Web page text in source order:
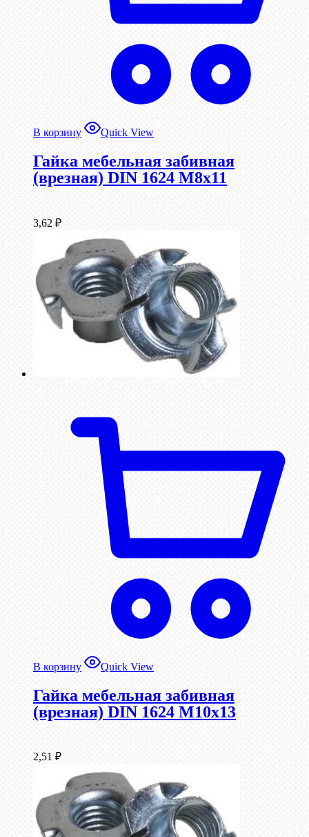
В корзину Quick View
Гайка мебельная забивная
(врезная) DIN 1624 М8х11
3,62 ₽
В корзину Quick View
Гайка мебельная забивная
(врезная) DIN 1624 М10х13
2,51 ₽